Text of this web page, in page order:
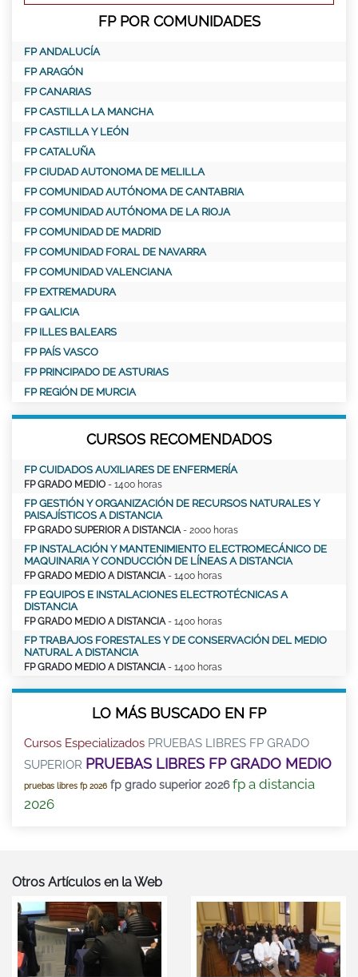
FP POR COMUNIDADES
FP ANDALUCÍA
FP ARAGÓN
FP CANARIAS
FP CASTILLA LA MANCHA
FP CASTILLA Y LEÓN
FP CATALUÑA
FP CIUDAD AUTONOMA DE MELILLA
FP COMUNIDAD AUTÓNOMA DE CANTABRIA
FP COMUNIDAD AUTÓNOMA DE LA RIOJA
FP COMUNIDAD DE MADRID
FP COMUNIDAD FORAL DE NAVARRA
FP COMUNIDAD VALENCIANA
FP EXTREMADURA
FP GALICIA
FP ILLES BALEARS
FP PAÍS VASCO
FP PRINCIPADO DE ASTURIAS
FP REGIÓN DE MURCIA
CURSOS RECOMENDADOS
FP CUIDADOS AUXILIARES DE ENFERMERÍA
FP GRADO MEDIO - 1400 horas
FP GESTIÓN Y ORGANIZACIÓN DE RECURSOS NATURALES Y
PAISAJÍSTICOS A DISTANCIA
FP GRADO SUPERIOR A DISTANCIA- 2000 horas
FP INSTALACIÓN Y MANTENIMIENTO ELECTROMECÁNICO DE
MAQUINARIA Y CONDUCCIÓN DE LÍNEAS A DISTANCIA
FP GRADO MEDIO A DISTANCIA- 1400 horas
FP EQUIPOS E INSTALACIONES ELECTROTÉCNICAS A
DISTANCIA
FP GRADO MEDIO A DISTANCIA- 1400 horas
FP TRABAJOS FORESTALES Y DE CONSERVACIÓN DEL MEDIO
NATURAL A DISTANCIA
FP GRADO MEDIO A DISTANCIA- 1400 horas
LO MÁS BUSCADO EN FP
Cursos Especializados PRUEBAS LIBRES FP GRADO
SUPERIOR PRUEBAS LIBRES FP GRADO MEDIO
pruebas libres fp 2026 fp grado superior 2026 fp a distancia
2026
Otros Artículos en la Web